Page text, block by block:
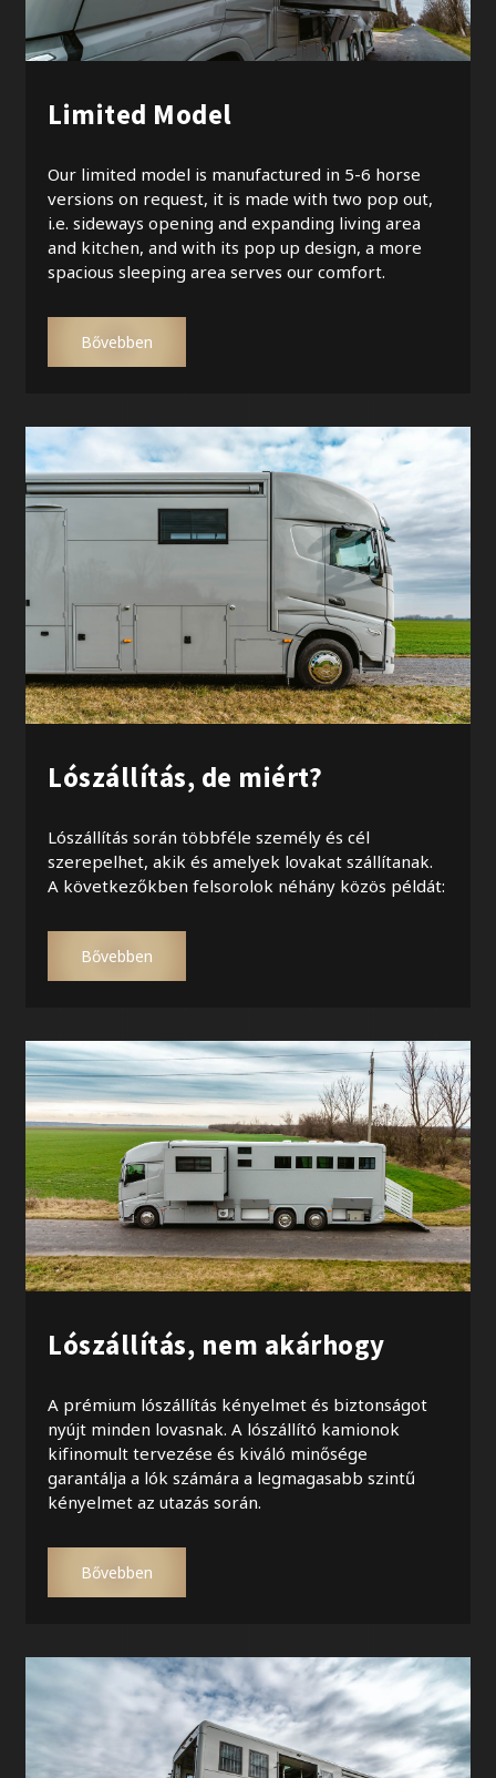
Limited Model
Our limited model is manufactured in 5-6 horse
versions on request, it is made with two pop out,
i.e. sideways opening and expanding living area
and kitchen, and with its pop up design, a more
spacious sleeping area serves our comfort.
Bővebben
Lószállítás, de miért?
Lószállítás során többféle személy és cél
szerepelhet, akik és amelyek lovakat szállítanak.
A következőkben felsorolok néhány közös példát:
Bővebben
Lószállítás, nem akárhogy
A prémium lószállítás kényelmet és biztonságot
nyújt minden lovasnak. A lószállító kamionok
kifinomult tervezése és kiváló minősége
garantálja a lók számára a legmagasabb szintű
kényelmet az utazás során.
Bővebben